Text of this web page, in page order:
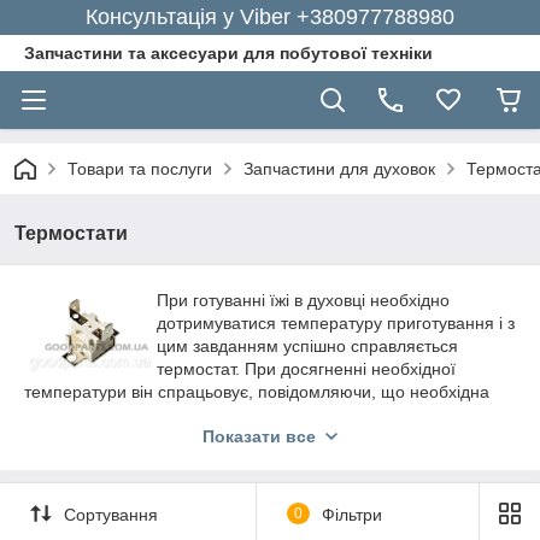
Консультація у Viber +380977788980
Запчастини та аксесуари для побутової техніки
Товари та послуги Запчастини для духовок
Термостати
При готуванні їжі в духовці необхідно
дотримуватися температуру приготування і з
цим завданням успішно справляється
термостат. При досягненні необхідної
температури він спрацьовує, повідомляючи, що необхідна
приготування їжі стає набагато важче, і якість приготовленої
його замінити.
Яким чином придбати терморегулятор
Показати все
Сортування 0 Фільтри